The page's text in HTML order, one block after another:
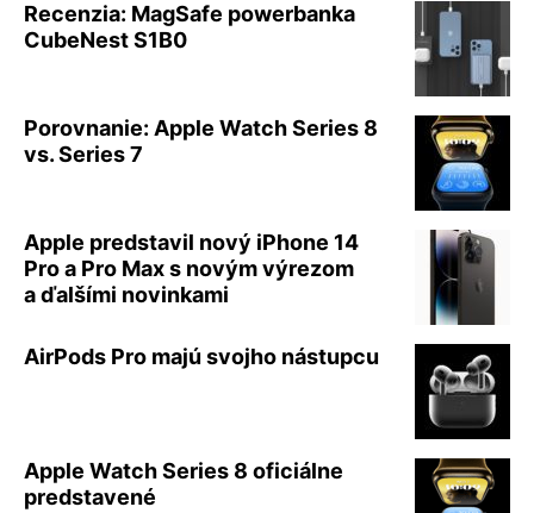
Recenzia: MagSafe powerbanka
CubeNest S1B0
Porovnanie: Apple Watch Series 8
vs. Series 7
Apple predstavil nový iPhone 14
Pro a Pro Max s novým výrezom
a ďalšími novinkami
AirPods Pro majú svojho nástupcu
Apple Watch Series 8 oficiálne
predstavené